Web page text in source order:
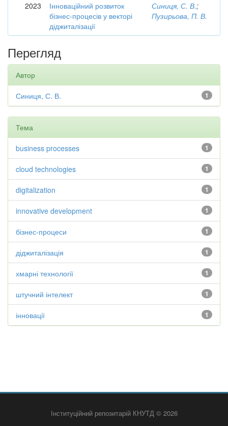
2023
Інноваційний розвиток
бізнес-процесів у векторі
діджиталізації
Синиця, С. В.;
Пузирьова, П. В.
Перегляд
Автор
1
Синиця, С. В.
Тема
1
business processes
1
cloud technologies
1
digitalization
1
innovative development
1
бізнес-процеси
1
діджиталізація
1
хмарні технології
1
штучний інтелект
1
інновації
Інституційний репозитарій КНУТД © 2026